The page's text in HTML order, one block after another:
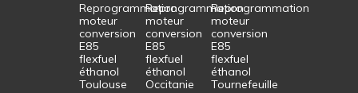
Reprogrammation
moteur
conversion
E85
flexfuel
éthanol
Toulouse
Reprogrammation
moteur
conversion
E85
flexfuel
éthanol
Occitanie
Reprogrammation
moteur
conversion
E85
flexfuel
éthanol
Tournefeuille